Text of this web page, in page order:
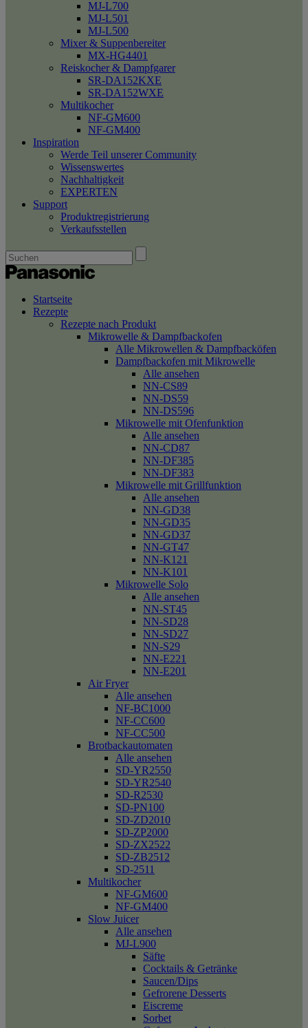
MJ-L700
MJ-L501
MJ-L500
Mixer & Suppenbereiter
MX-HG4401
Reiskocher & Dampfgarer
SR-DA152KXE
SR-DA152WXE
Multikocher
NF-GM600
NF-GM400
Inspiration
Werde Teil unserer Community
Wissenswertes
Nachhaltigkeit
EXPERTEN
Support
Produktregistrierung
Verkaufsstellen
Startseite
Rezepte
Rezepte nach Produkt
Mikrowelle & Dampfbackofen
Alle Mikrowellen & Dampfbacköfen
Dampfbackofen mit Mikrowelle
Alle ansehen
NN-CS89
NN-DS59
NN-DS596
Mikrowelle mit Ofenfunktion
Alle ansehen
NN-CD87
NN-DF385
NN-DF383
Mikrowelle mit Grillfunktion
Alle ansehen
NN-GD38
NN-GD35
NN-GD37
NN-GT47
NN-K121
NN-K101
Mikrowelle Solo
Alle ansehen
NN-ST45
NN-SD28
NN-SD27
NN-S29
NN-E221
NN-E201
Air Fryer
Alle ansehen
NF-BC1000
NF-CC600
NF-CC500
Brotbackautomaten
Alle ansehen
SD-YR2550
SD-YR2540
SD-R2530
SD-PN100
SD-ZD2010
SD-ZP2000
SD-ZX2522
SD-ZB2512
SD-2511
Multikocher
NF-GM600
NF-GM400
Slow Juicer
Alle ansehen
MJ-L900
Säfte
Cocktails & Getränke
Saucen/Dips
Gefrorene Desserts
Eiscreme
Sorbet